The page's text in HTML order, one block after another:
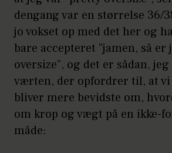
dengang var en størrelse 36/
jo vokset op med det her og
bare accepteret ”jamen, så
oversize”, og det er sådan,
værten, der opfordrer til, at
bliver mere bevidste om,
om krop og vægt på en ikke-
måde: